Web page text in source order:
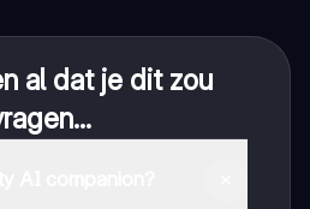
al dat je dit zou